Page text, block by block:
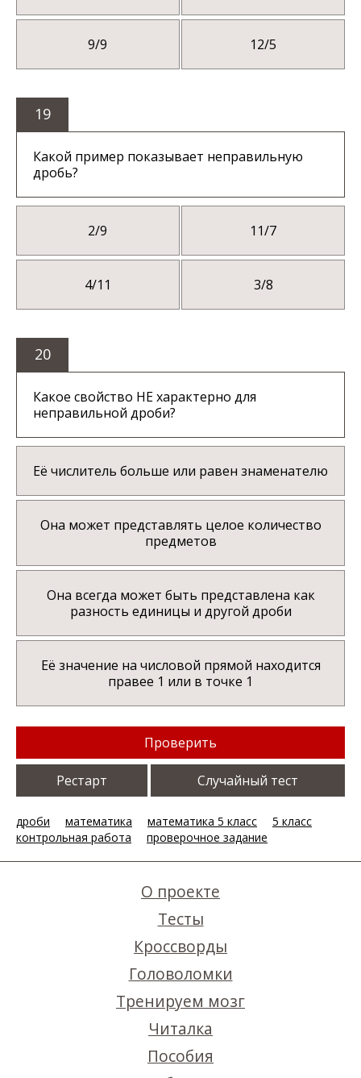
9/9 12/5
19
Какой пример показывает неправильную
дробь?
2/9 11/7
4/11 3/8
20
Какое свойство НЕ характерно для
неправильной дроби?
Её числитель больше или равен знаменателю
Она может представлять целое количество
предметов
Она всегда может быть представлена как
разность единицы и другой дроби
Её значение на числовой прямой находится
правее 1 или в точке 1
Проверить
Рестарт Случайный тест
дроби математика математика 5 класс
5 класс
контрольная работа
проверочное задание
О проекте
Тесты
Кроссворды
Головоломки
Тренируем мозг
Читалка
Пособия